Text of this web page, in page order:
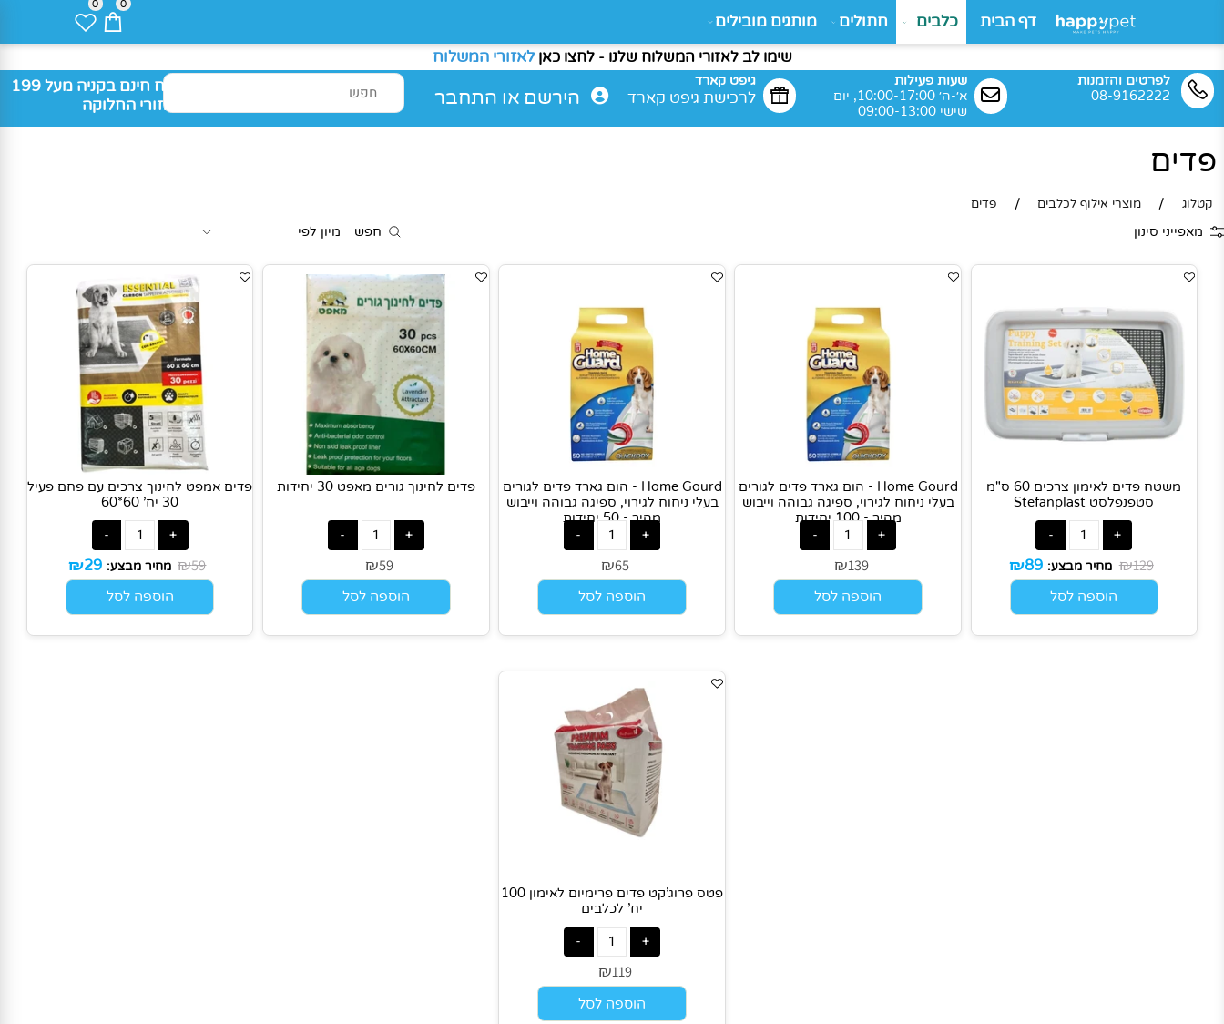
שימו לב לאזורי המשלוח שלנו - לחצו כאןלאזורי המשלוח
לפרטים והזמנות
08-9162222
שעות פעילות
א׳-ה׳ 10:00-17:00, יום
שישי 09:00-13:00
גיפט קארד
לרכישת גיפט קארד הירשםאוהתחבר
משלוח חינם בקניה מעל 199
₪ באזורי החלוקה
0 0
דף הבית כלבים חתולים מותגים מובילים
/ מוצרי אילוף לכלבים / פדים
סינון חפש מיון לפי
משטח פדים לאימון צרכים 60 ס"מ
סטפנפלסט Stefanplast
מחיר מבצע: ₪89
Home Gourd - הום גארד פדים לגורים
בעלי ניחוח לגירוי, ספיגה גבוהה וייבוש
₪
Home Gourd - הום גארד פדים לגורים
בעלי ניחוח לגירוי, ספיגה גבוהה וייבוש
מהיר - 50 יחידות
₪65
₪59
פדים אמפט לחינוך צרכים עם פחם פעיל
30 יח' 60*60
₪ 59 מחיר מבצע: ₪
יח' לכלבים
₪119